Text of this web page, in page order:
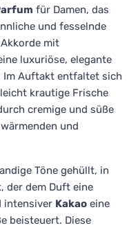
für Damen, das
und fesselnde
mit
luxuriöse, elegante
Im Auftakt entfaltet sich
krautige Frische
cremige und süße
und
Töne gehüllt, in
der dem Duft eine
intensiver Kakao eine
beisteuert. Diese